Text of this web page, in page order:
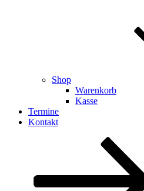
Shop
Warenkorb
Kasse
Termine
Kontakt